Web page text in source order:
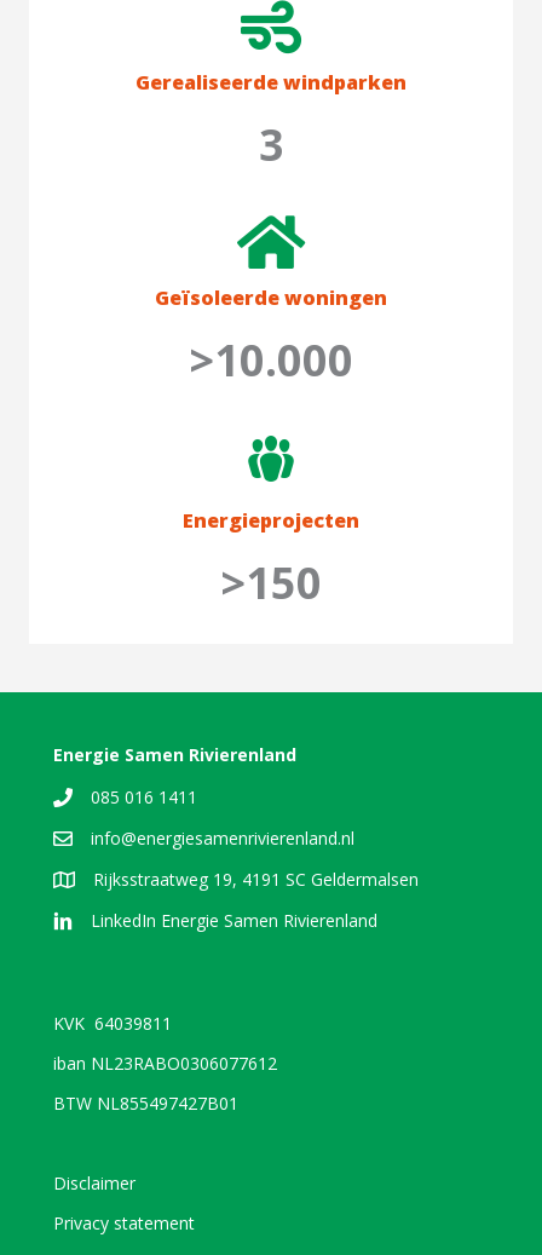
Gerealiseerde windparken
3
Geïsoleerde woningen
>10.000
Energieprojecten
>150
Energie Samen Rivierenland
085 016 1411
info@energiesamenrivierenland.nl
Rijksstraatweg 19, 4191 SC Geldermalsen
LinkedIn Energie Samen Rivierenland
KVK 64039811
iban NL23RABO0306077612
BTW NL855497427B01
Disclaimer
Privacy statement